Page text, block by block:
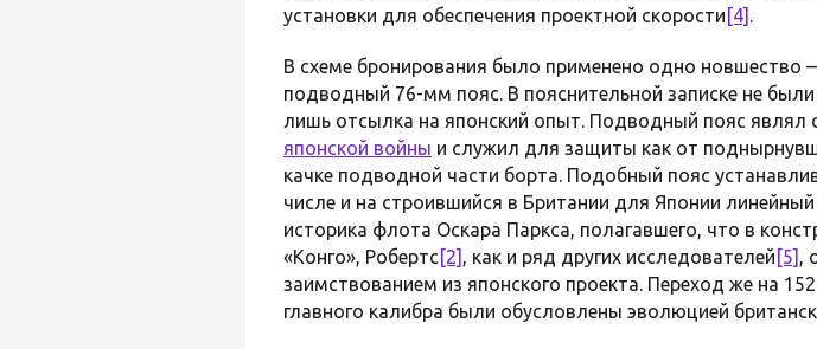
установки для обеспечения проектной скорости [4] .
В схеме бронирования было применено одно новшество
подводный 76-мм пояс. В пояснительной записке не
лишь отсылка на японский опыт. Подводный пояс являл
японской войны и служил для защиты как от
качке подводной части борта. Подобный пояс
числе и на строившийся в Британии для Японии линейный
историка флота Оскара Паркса, полагавшего, что в
«Конго», Робертс [2] , как и ряд других исследователей [5] ,
заимствованием из японского проекта. Переход же на
главного калибра были обусловлены эволюцией